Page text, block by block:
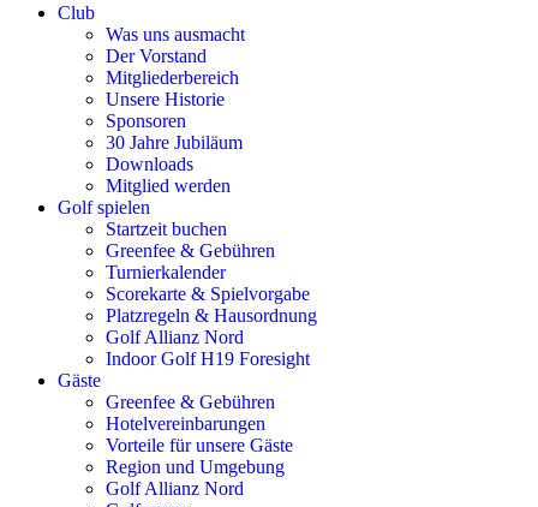
Club
Was uns ausmacht
Der Vorstand
Mitgliederbereich
Unsere Historie
Sponsoren
30 Jahre Jubiläum
Downloads
Mitglied werden
Golf spielen
Startzeit buchen
Greenfee & Gebühren
Turnierkalender
Scorekarte & Spielvorgabe
Platzregeln & Hausordnung
Golf Allianz Nord
Indoor Golf H19 Foresight
Gäste
Greenfee & Gebühren
Hotelvereinbarungen
Vorteile für unsere Gäste
Region und Umgebung
Golf Allianz Nord